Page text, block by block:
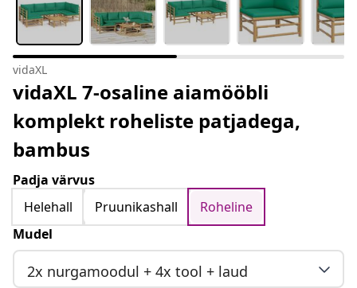
vidaXL
vidaXL 7-osaline aiamööbli
komplekt roheliste patjadega,
bambus
Padja värvus
Helehall
Pruunikashall
Roheline
Mudel
2x nurgamoodul + 4x tool + laud